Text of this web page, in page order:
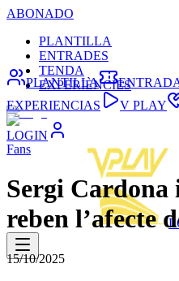
ABONADO
PLANTILLA
ENTRADES
TENDA
EXPERIÈNCIES
LOGIN
PLANTILLA
EXPERIENCIAS
V PLAY
Fans
Sergi
reben l’afecte
15/10/2025